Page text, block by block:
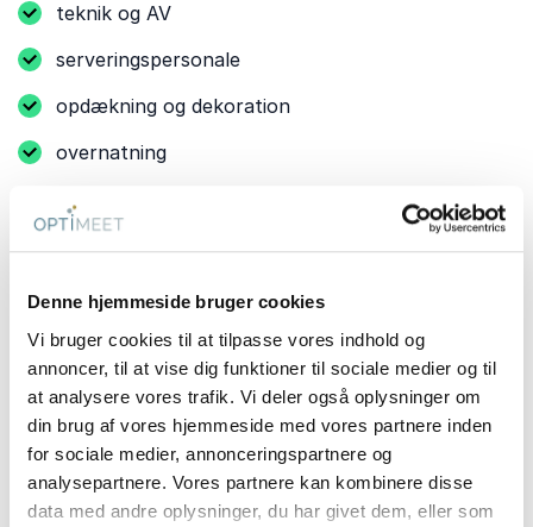
Denne hjemmeside bruger cookies
Vi bruger cookies til at tilpasse vores indhold og
annoncer, til at vise dig funktioner til sociale medier og til
at analysere vores trafik. Vi deler også oplysninger om
din brug af vores hjemmeside med vores partnere inden
for sociale medier, annonceringspartnere og
analysepartnere. Vores partnere kan kombinere disse
data med andre oplysninger, du har givet dem, eller som
teknik og AV
serveringspersonale
opdækning og dekoration
overnatning
En klassisk firmafest med middag ligger ofte omkring
650-1.400 kr. pr. deltager
, mens eksklusive
arrangementer med gourmetmenu, fri bar eller
tilbyder ofte et attraktivt prisniveau sammenlignet
med de største danske byer, samtidig med at
kvaliteten og serviceniveauet er højt.
Når I sammenligner tilbud, bør I undersøge, hvad der
er inkluderet. Personale, AV-udstyr, rengøring og
opdækning kan være inkluderet hos nogle venues,
mens andre opkræver disse ydelser separat.